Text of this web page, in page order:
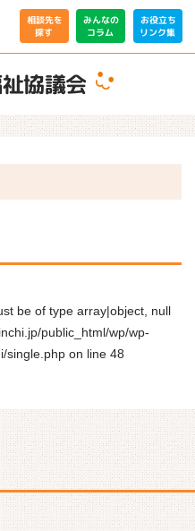
相談先を
探す
みんなの
コラム
お役立ち
リンク集
協議会
be of type array|object, null
public_html/wp/wp-
single.phpon line 48